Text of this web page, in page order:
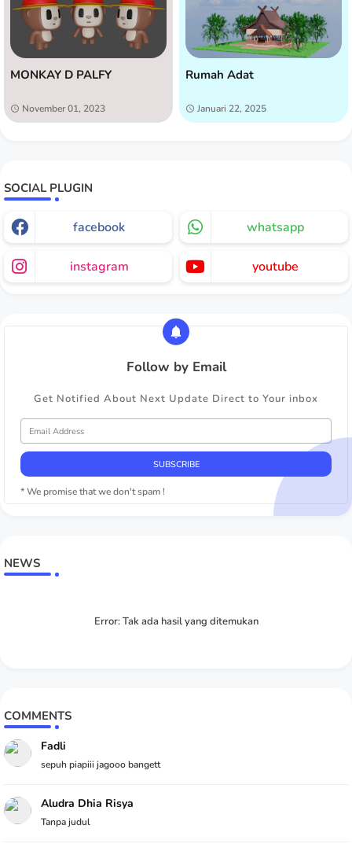
MONKAY D PALFY
November 01, 2023
Rumah Adat
Januari 22, 2025
SOCIAL PLUGIN
facebook whatsapp
instagram youtube
Follow by Email
Get Notified About Next Update Direct to Your inbox
* We promise that we don't spam !
NEWS
Error:Tak ada hasil yang ditemukan
COMMENTS
Fadli
sepuh piapiii jagooo bangett
Aludra Dhia Risya
Tanpa judul